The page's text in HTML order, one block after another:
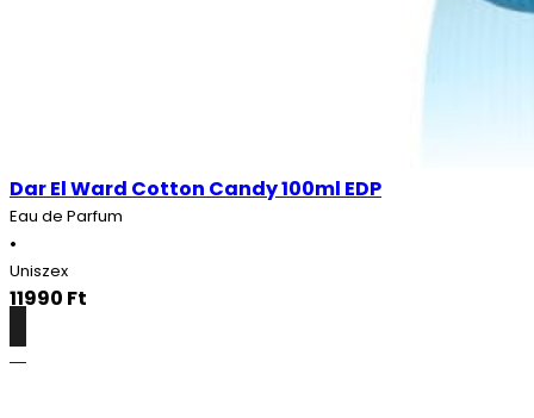
Dar El Ward Cotton Candy 100ml EDP
Eau de Parfum
•
Uniszex
11990 Ft
Részletek